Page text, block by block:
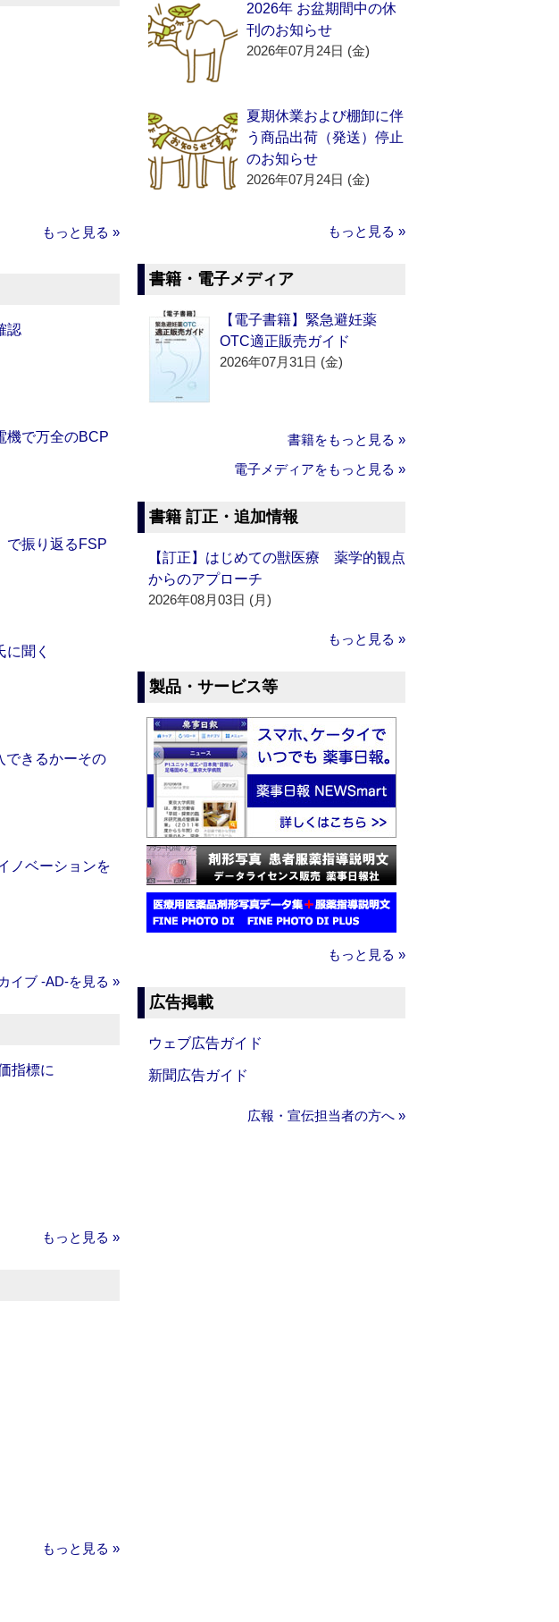
もっと見る »
認
機で万全のBCP
で振り返るFSP
聞く
できるかーその
ノベーションを
イブ ‐AD‐を見る »
指標に
もっと見る »
もっと見る »
2026年 お盆期間中の休
刊のお知らせ
2026年07月24日 (金)
夏期休業および棚卸に伴
う商品出荷（発送）停止
のお知らせ
2026年07月24日 (金)
もっと見る »
書籍・電子メディア
【電子書籍】緊急避妊薬
OTC適正販売ガイド
2026年07月31日 (金)
書籍をもっと見る »
電子メディアをもっと見る »
書籍 訂正・追加情報
【訂正】はじめての獣医療 薬学的観点
からのアプローチ
2026年08月03日 (月)
もっと見る »
製品・サービス等
もっと見る »
広告掲載
ウェブ広告ガイド
新聞広告ガイド
広報・宣伝担当者の方へ »